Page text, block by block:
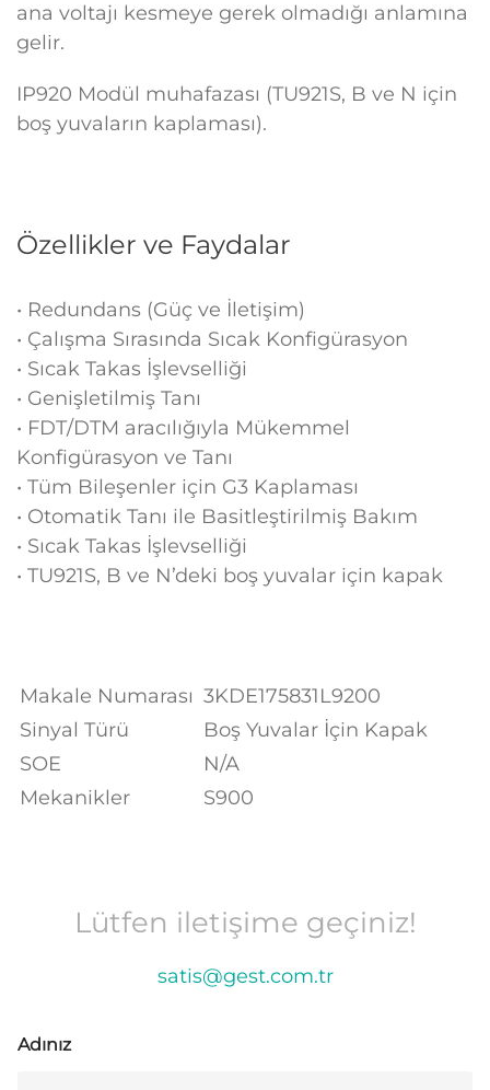
ana voltajı kesmeye gerek olmadığı anlamına
gelir.
IP920 Modül muhafazası (TU921S, B ve N için
boş yuvaların kaplaması).
Özellikler ve Faydalar
• Redundans (Güç ve İletişim)
• Çalışma Sırasında Sıcak Konfigürasyon
• Sıcak Takas İşlevselliği
• Genişletilmiş Tanı
• FDT/DTM aracılığıyla Mükemmel
Konfigürasyon ve Tanı
• Tüm Bileşenler için G3 Kaplaması
• Otomatik Tanı ile Basitleştirilmiş Bakım
• Sıcak Takas İşlevselliği
• TU921S, B ve N’deki boş yuvalar için kapak
Makale Numarası 3KDE175831L9200
Sinyal Türü
Boş Yuvalar İçin Kapak
SOE
N/A
Mekanikler
S900
Lütfen iletişime geçiniz!
satis@gest.com.tr
Adınız